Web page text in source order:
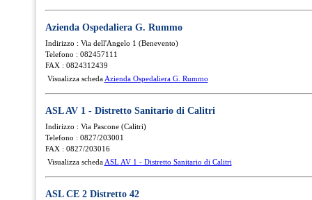
Azienda Ospedaliera G. Rummo
Indirizzo : Via dell'Angelo 1 (Benevento)
Telefono : 082457111
FAX : 0824312439
Visualizza scheda Azienda Ospedaliera G. Rummo
ASL AV 1 - Distretto Sanitario di Calitri
Indirizzo : Via Pascone (Calitri)
Telefono : 0827/203001
FAX : 0827/203016
Visualizza scheda ASL AV 1 - Distretto Sanitario di Calitri
ASL CE 2 Distretto 42